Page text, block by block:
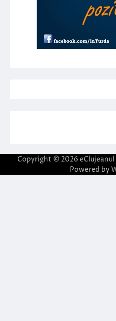
Copyright © 2026 eClujeanul
Powered by